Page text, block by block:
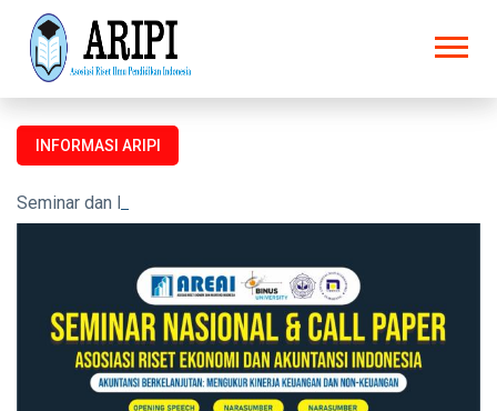
INFORMASI ARIPI
Seminar dan Prosiding untuk semua kalangan